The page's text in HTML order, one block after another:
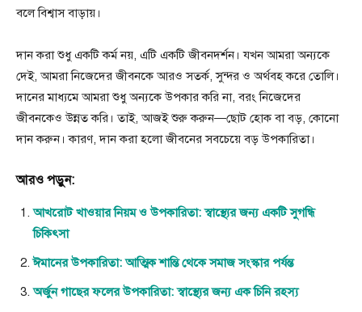
বলে বিশ্বাস বাড়ায়।
দান করা শুধু একটি কর্ম নয়, এটি একটি জীবনদর্শন। যখন আমরা অন্যকে
দেই, আমরা নিজেদের জীবনকে আরও সতর্ক, সুন্দর ও অর্থবহ করে তোলি।
দানের মাধ্যমে আমরা শুধু অন্যকে উপকার করি না, বরং নিজেদের
জীবনকেও উন্নত করি। তাই, আজই শুরু করুন—ছোট হোক বা বড়, কোনো
দান করুন। কারণ, দান করা হলো জীবনের সবচেয়ে বড় উপকারিতা।
আরও পড়ুন:
আখরোট খাওয়ার নিয়ম ও উপকারিতা: স্বাস্থ্যের জন্য একটি সুগন্ধি
চিকিৎসা
ঈমানের উপকারিতা: আত্মিক শান্তি থেকে সমাজ সংস্কার পর্যন্ত
অর্জুন গাছের ফলের উপকারিতা: স্বাস্থ্যের জন্য এক চিনি রহস্য